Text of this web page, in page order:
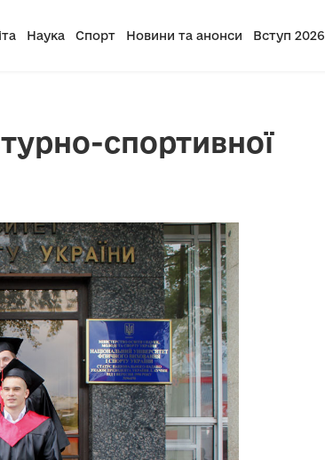
Наука Спорт Новини та анонси Вступ 2026
спортивної